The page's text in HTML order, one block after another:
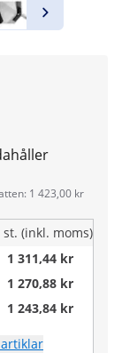
1 423,00 kr
st. (inkl. moms)
1 311,44 kr
1 270,88 kr
1 243,84 kr